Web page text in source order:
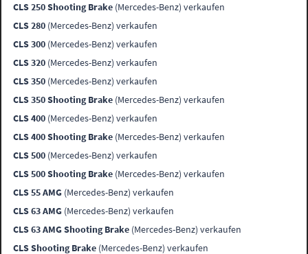
CLS 250 Shooting Brake (Mercedes-Benz) verkaufen
CLS 280 (Mercedes-Benz) verkaufen
CLS 300 (Mercedes-Benz) verkaufen
CLS 320 (Mercedes-Benz) verkaufen
CLS 350 (Mercedes-Benz) verkaufen
CLS 350 Shooting Brake (Mercedes-Benz) verkaufen
CLS 400 (Mercedes-Benz) verkaufen
CLS 400 Shooting Brake (Mercedes-Benz) verkaufen
CLS 500 (Mercedes-Benz) verkaufen
CLS 500 Shooting Brake (Mercedes-Benz) verkaufen
CLS 55 AMG (Mercedes-Benz) verkaufen
CLS 63 AMG (Mercedes-Benz) verkaufen
CLS 63 AMG Shooting Brake (Mercedes-Benz) verkaufen
CLS Shooting Brake (Mercedes-Benz) verkaufen